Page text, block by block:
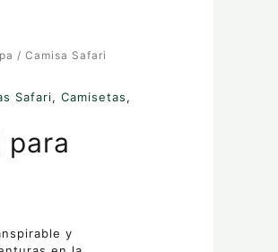
/ Camisa Safari
Safari,Camisetas,
para
y